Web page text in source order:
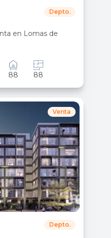
en Lomas de
Depto.
88 88
Depto.
Venta